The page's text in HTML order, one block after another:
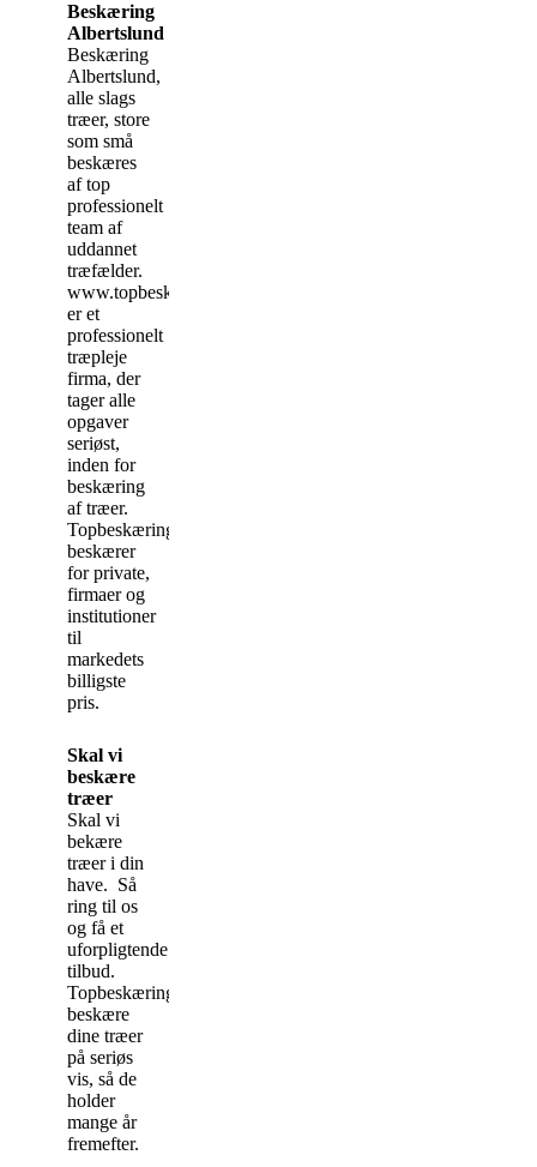
Beskæring
Albertslund
Beskæring
Albertslund,
alle slags
træer, store
som små
beskæres
af top
professionelt
team af
uddannet
træfælder.
www.topbeskæring.dk
er et
professionelt
træpleje
firma, der
tager alle
opgaver
seriøst,
inden for
beskæring
af træer.
Topbeskæring.dk
beskærer
for private,
firmaer og
institutioner
til
markedets
billigste
pris.
Skal vi
beskære
træer
Skal vi
bekære
træer i din
have. Så
ring til os
og få et
uforpligtende
tilbud.
Topbeskæring.dk
beskære
dine træer
på seriøs
vis, så de
holder
mange år
fremefter.